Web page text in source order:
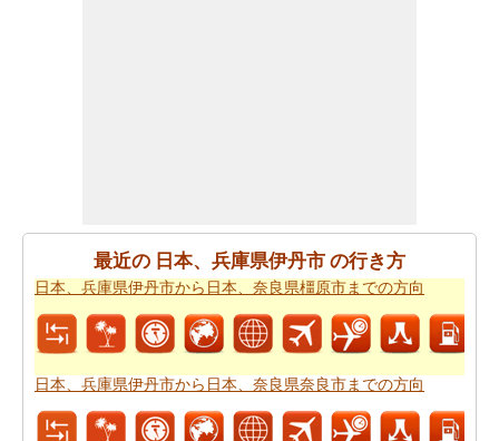
本、〒862-0949 熊本県熊本市中央区国府までの駆動過ご
すことになりますどのくらいの時間を推定するのに役立
ちます。
あなたの旅行を計画するために単一のビューで上記のす
本、〒862-0949 熊本県熊本市中央区国府までの旅行
をチェックしてください。日本、兵庫県伊丹市から日
最近の 日本、兵庫県伊丹市 の行き方
日本、兵庫県伊丹市から日本、奈良県橿原市までの方向
日本、兵庫県伊丹市から日本、奈良県奈良市までの方向